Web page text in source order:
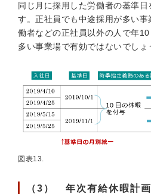
同じ月に採用した労働者の基準
す。正社員でも中途採用が多い
働者などの正社員以外の人で年
多い事業場で有効ではないでしょ
図表13.
（3） 年次有給休暇計